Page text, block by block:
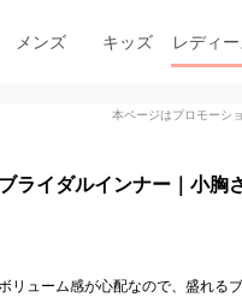
メンズ キッズ レディー
本ページはプロモーシ
ライダルインナー｜小胸
リューム感が心配なので、盛れる